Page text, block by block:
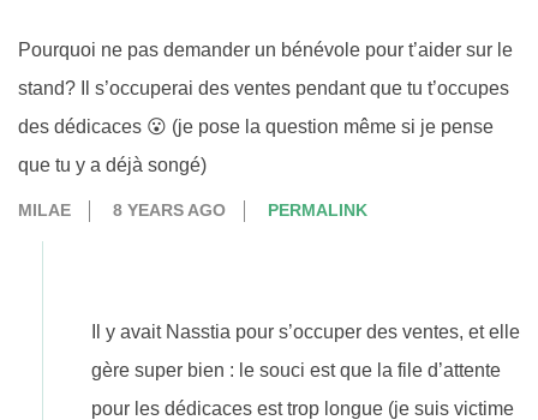
Pourquoi ne pas demander un bénévole pour t’aider sur le
stand? Il s’occuperai des ventes pendant que tu t’occupes
des dédicaces 😮 (je pose la question même si je pense
que tu y a déjà songé)
MILAE 8 YEARS AGO PERMALINK
Il y avait Nasstia pour s’occuper des ventes, et elle
gère super bien : le souci est que la file d’attente
pour les dédicaces est trop longue (je suis victime